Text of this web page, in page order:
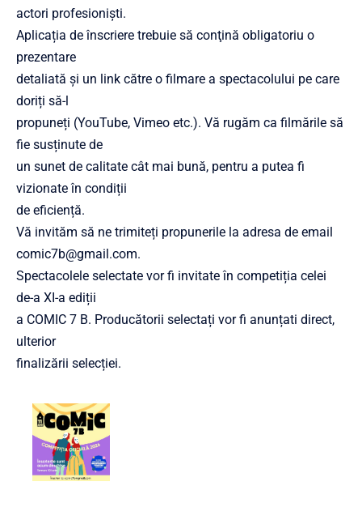
actori profesioniști.
Aplicația de înscriere trebuie să conţină obligatoriu o
prezentare
detaliată şi un link către o filmare a spectacolului pe care
doriți să-l
propuneți (YouTube, Vimeo etc.). Vă rugăm ca filmările să
fie susținute de
un sunet de calitate cât mai bună, pentru a putea fi
vizionate în condiții
de eficiență.
Vă invităm să ne trimiteți propunerile la adresa de email
comic7b@gmail.com.
Spectacolele selectate vor fi invitate în competiția celei
de-a XI-a ediții
a COMIC 7 B. Producătorii selectați vor fi anunțati direct,
ulterior
finalizării selecției.